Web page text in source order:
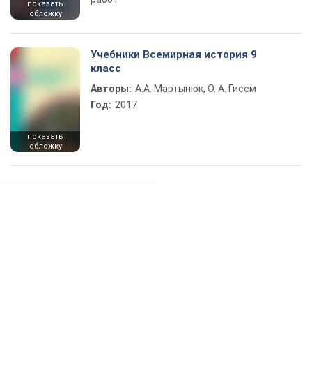
показать
обложку
показать
обложку
Учебники Всемирная история 9
класс
Авторы: А.А. Мартынюк, О. А. Гисем
Год: 2017